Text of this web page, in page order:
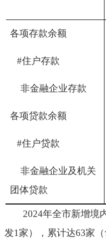
各项存款余额
#住户存款
非金融企业存款
各项贷款余额
#住户贷款
非金融企业及机关
团体贷款
2024年全市新增境
发1家），累计达63家